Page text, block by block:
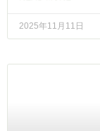
2025年11月11日